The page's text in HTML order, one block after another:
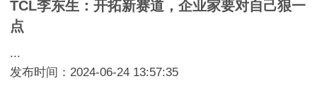
TCL李东生：开拓新赛道，企业家要对自己狠一
点
...
发布时间：2024-06-24 13:57:35